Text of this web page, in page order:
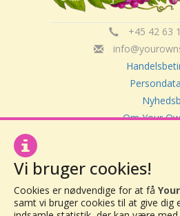
+45 42 63
Om Your
Your Own
CVR:
Vor Frue
4000
Vi bruger cookies!
Cookies er nødvendige for at få
samt vi bruger cookies til at give dig